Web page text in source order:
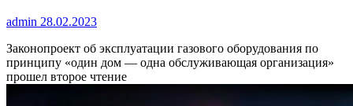
admin 28.02.2023
Законопроект об эксплуатации газового оборудования по
принципу «один дом — одна обслуживающая организация»
прошел второе чтение